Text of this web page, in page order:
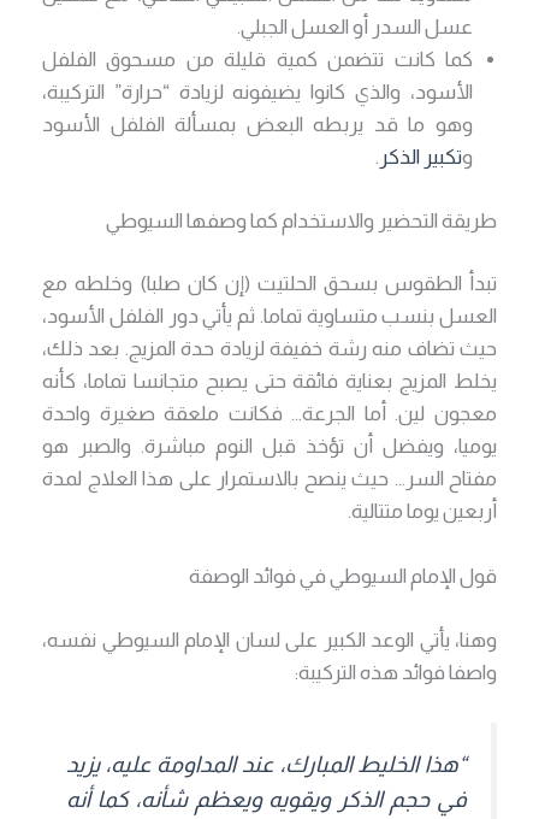
عسل السدر أو العسل الجبلي.
كما كانت تتضمن كمية قليلة من مسحوق الفلفل
الأسود، والذي كانوا يضيفونه لزيادة “حرارة” التركيبة،
وهو ما قد يربطه البعض بمسألة الفلفل الأسود
وتكبير الذكر .
طريقة التحضير والاستخدام كما وصفها السيوطي
تبدأ الطقوس بسحق الحلتيت (إن كان صلبا) وخلطه مع
العسل بنسب متساوية تماما. ثم يأتي دور الفلفل الأسود،
حيث تضاف منه رشة خفيفة لزيادة حدة المزيج. بعد ذلك،
يخلط المزيج بعناية فائقة حتى يصبح متجانسا تماما، كأنه
معجون لين. أما الجرعة… فكانت ملعقة صغيرة واحدة
يوميا، ويفضل أن تؤخذ قبل النوم مباشرة. والصبر هو
مفتاح السر… حيث ينصح بالاستمرار على هذا العلاج لمدة
أربعين يوما متتالية.
قول الإمام السيوطي في فوائد الوصفة
وهنا، يأتي الوعد الكبير على لسان الإمام السيوطي نفسه،
واصفا فوائد هذه التركيبة:
“هذا الخليط المبارك، عند المداومة عليه، يزيد
في حجم الذكر ويقويه ويعظم شأنه، كما أنه